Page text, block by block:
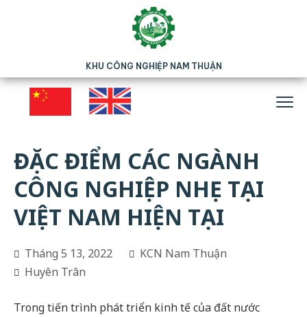
KHU CÔNG NGHIỆP NAM THUẬN
ĐẶC ĐIỂM CÁC NGÀNH
CÔNG NGHIỆP NHẸ TẠI
VIỆT NAM HIỆN TẠI
Tháng 5 13, 2022
KCN Nam Thuận
Huyên Trân
Trong tiến trình phát triển kinh tế của đất nước